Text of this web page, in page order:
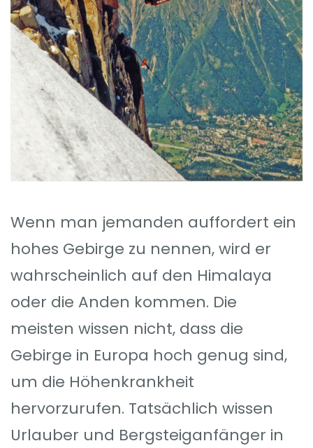
Wenn man jemanden auffordert ein
hohes Gebirge zu nennen, wird er
wahrscheinlich auf den Himalaya
oder die Anden kommen. Die
meisten wissen nicht, dass die
Gebirge in Europa hoch genug sind,
um die Höhenkrankheit
hervorzurufen. Tatsächlich wissen
Urlauber und Bergsteiganfänger in